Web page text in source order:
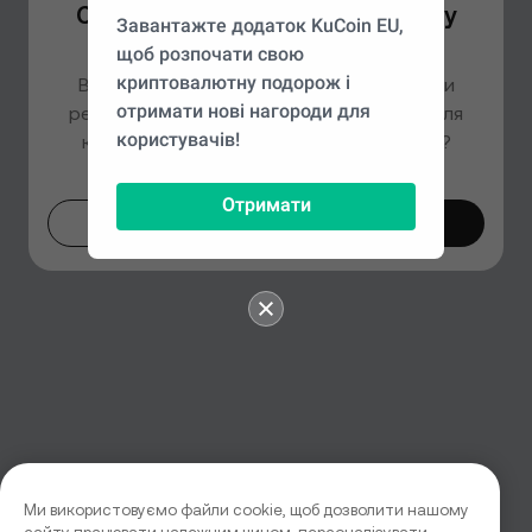
Ми використовуємо файли cookie, щоб дозволити нашому
Завантажте додаток KuCoin EU,
щоб розпочати свою
криптовалютну подорож і
отримати нові нагороди для
користувачів!
Отримати
Схоже, ви перебуваєте в іншому
регіоні
Виходячи з вашого місцеперебування, ми
рекомендуємо перейти на сайтGlobal
для
кращого досвіду. Бажаєте продовжити?
Не зараз Перейти